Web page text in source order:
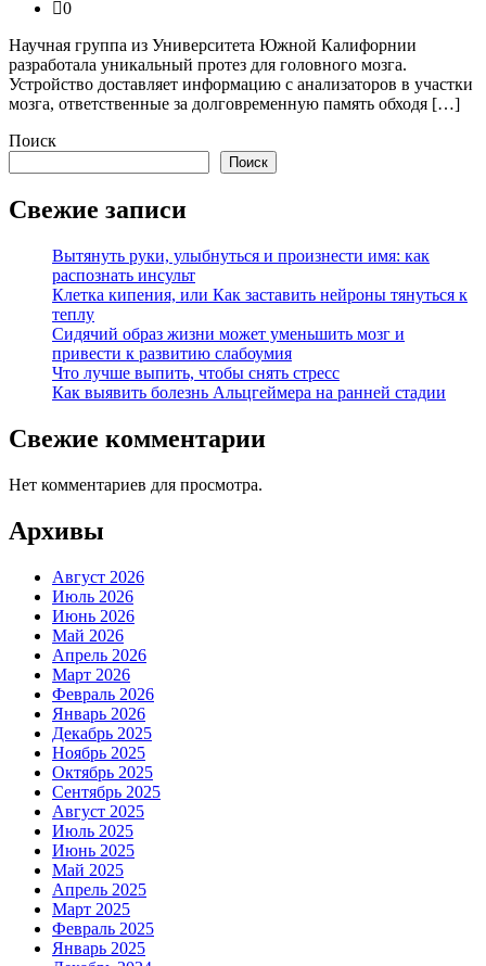
0
Научная группа из Университета Южной Калифорнии
разработала уникальный протез для головного мозга.
Устройство доставляет информацию с анализаторов в участки
мозга, ответственные за долговременную память обходя […]
Поиск
Поиск
Свежие записи
Вытянуть руки, улыбнуться и произнести имя: как
распознать инсульт
Клетка кипения, или Как заставить нейроны тянуться к
теплу
Сидячий образ жизни может уменьшить мозг и
привести к развитию слабоумия
Что лучше выпить, чтобы снять стресс
Как выявить болезнь Альцгеймера на ранней стадии
Свежие комментарии
Нет комментариев для просмотра.
Архивы
Август 2026
Июль 2026
Июнь 2026
Май 2026
Апрель 2026
Март 2026
Февраль 2026
Январь 2026
Декабрь 2025
Ноябрь 2025
Октябрь 2025
Сентябрь 2025
Август 2025
Июль 2025
Июнь 2025
Май 2025
Апрель 2025
Март 2025
Февраль 2025
Январь 2025